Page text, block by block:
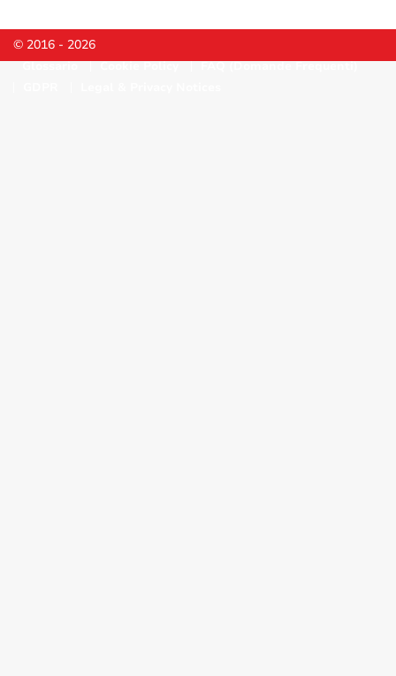
© 2016 - 2026
Glossario Cookie Policy
FAQ (Domande Frequenti)